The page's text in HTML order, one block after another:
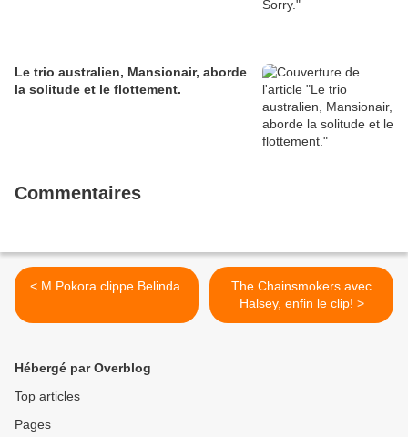
Le trio australien, Mansionair, aborde
la solitude et le flottement.
Commentaires
< M.Pokora clippe Belinda.
The Chainsmokers avec
Halsey, enfin le clip! >
Hébergé par Overblog
Top articles
Pages